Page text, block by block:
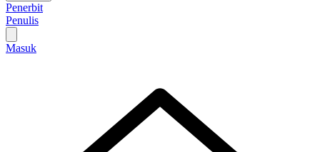
Penerbit
Penulis
Masuk